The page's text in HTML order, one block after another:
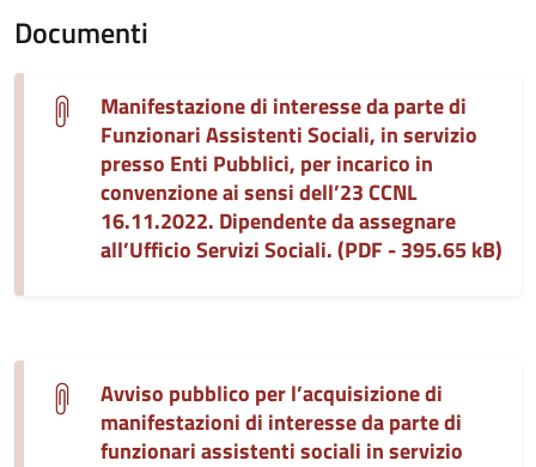
Documenti
Manifestazione di interesse da parte di
Funzionari Assistenti Sociali, in servizio
presso Enti Pubblici, per incarico in
convenzione ai sensi dell’23 CCNL
16.11.2022. Dipendente da assegnare
all’Ufficio Servizi Sociali. (PDF - 395.65 kB)
Avviso pubblico per l’acquisizione di
manifestazioni di interesse da parte di
funzionari assistenti sociali in servizio